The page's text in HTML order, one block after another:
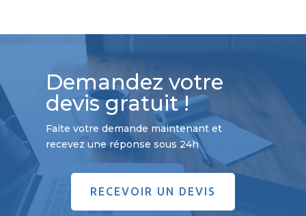
Demandez votre
devis gratuit !
Faite votre demande maintenant et
recevez une réponse sous 24h
RECEVOIR UN DEVIS